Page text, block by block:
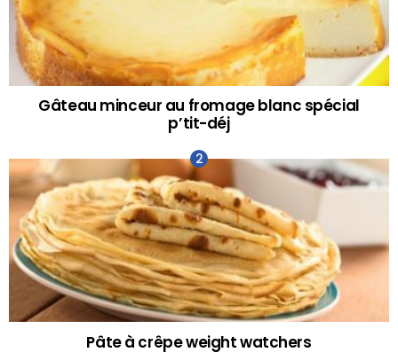
Gâteau minceur au fromage blanc spécial
p’tit-déj
Pâte à crêpe weight watchers